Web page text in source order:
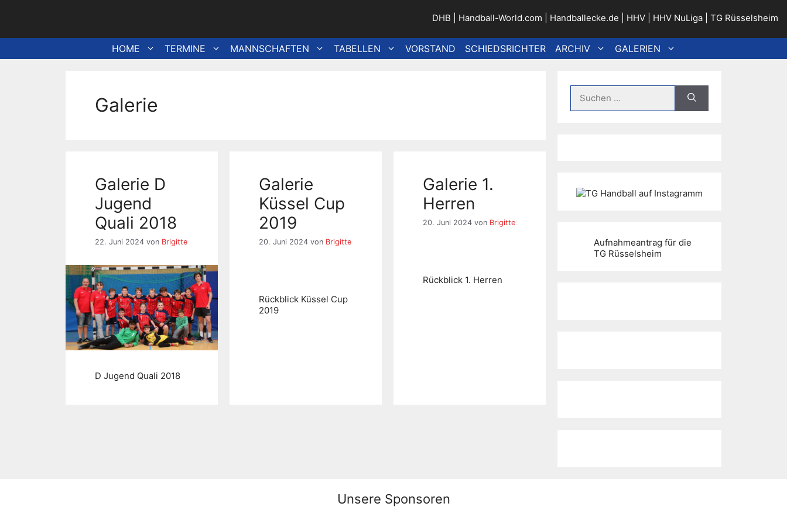
DHB Handball-World.com Handballecke.de HHV HHV NuLiga TG Rüsselsheim
HOME TERMINE MANNSCHAFTEN TABELLEN VORSTAND SCHIEDSRICHTER ARCHIV GALERIEN
Galerie
Galerie D
Jugend
Quali 2018
22. Juni 2024 von Brigitte
D Jugend Quali 2018
Galerie
Küssel Cup
2019
20. Juni 2024 von Brigitte
Rückblick Küssel Cup
2019
Galerie 1.
Herren
20. Juni 2024 von Brigitte
Rückblick 1. Herren
nach:
Aufnahmeantrag für die
TG Rüsselsheim
Unsere Sponsoren